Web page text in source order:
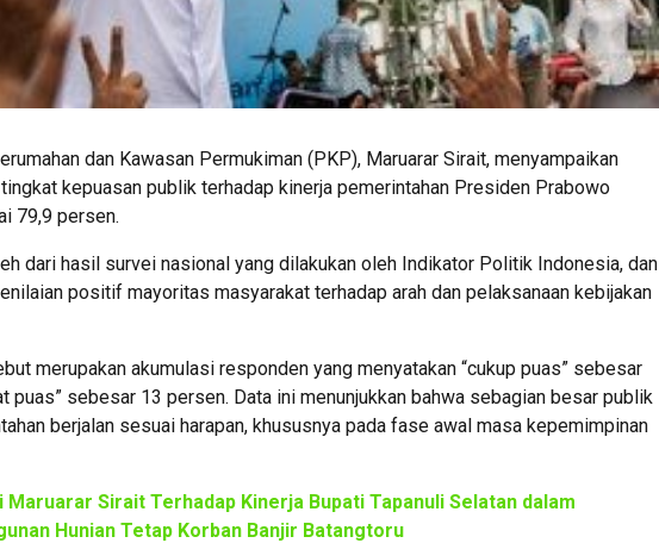
dan Kawasan Permukiman (PKP), Maruarar Sirait, menyampaikan
kepuasan publik terhadap kinerja pemerintahan Presiden Prabowo
79,9 persen.
dari hasil survei nasional yang dilakukan oleh Indikator Politik Indonesia, dan
positif mayoritas masyarakat terhadap arah dan pelaksanaan kebijakan
merupakan akumulasi responden yang menyatakan “cukup puas” sebesar
puas” sebesar 13 persen. Data ini menunjukkan bahwa sebagian besar publik
berjalan sesuai harapan, khususnya pada fase awal masa kepemimpinan
Maruarar Sirait Terhadap Kinerja Bupati Tapanuli Selatan dalam
Hunian Tetap Korban Banjir Batangtoru